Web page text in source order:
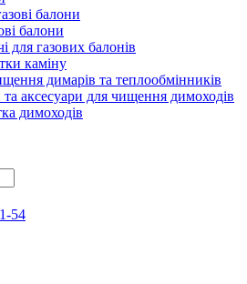
балони
балони
для газових балонів
каміну
димарів та теплообмінників
та аксесуари для чищення димоходів
димоходів
54